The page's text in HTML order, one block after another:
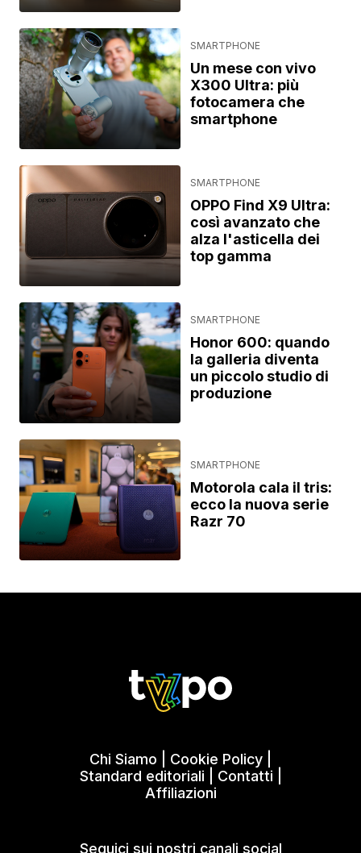
SMARTPHONE
Un mese con vivo
X300 Ultra: più
fotocamera che
smartphone
SMARTPHONE
OPPO Find X9 Ultra:
così avanzato che
alza l'asticella dei
top gamma
SMARTPHONE
Honor 600: quando
la galleria diventa
un piccolo studio di
produzione
SMARTPHONE
Motorola cala il tris:
ecco la nuova serie
Razr 70
Chi Siamo Cookie Policy
Standard editoriali
Contatti
Affiliazioni
Seguici sui nostri canali social